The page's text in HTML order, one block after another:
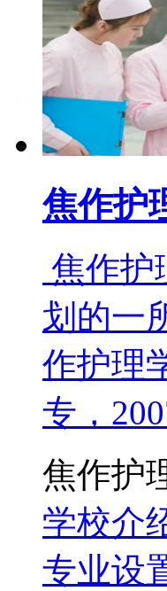
焦作护
焦作护
划的一
作护理
专，
焦作护
学校介
专业设